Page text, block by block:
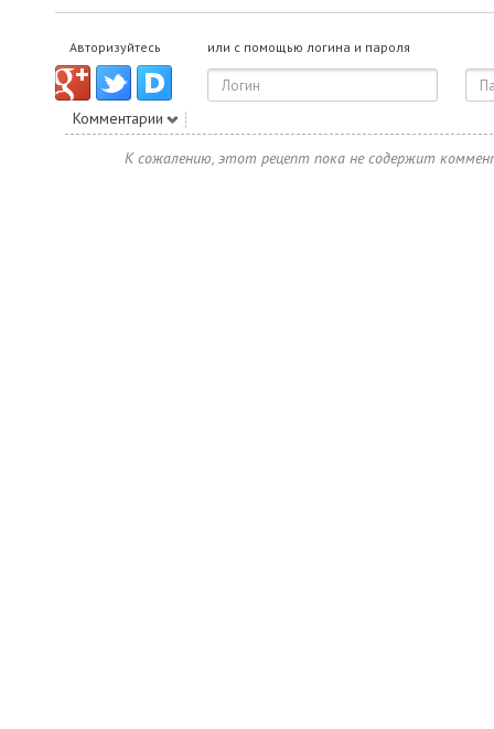
Авторизуйтесь или с помощью логина и пароля
Комментарии
К сожалению, этот рецепт пока не содержит